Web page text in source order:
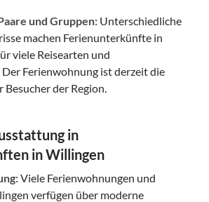
und Gruppen: Unterschiedliche
machen Ferienunterkünfte in
viele Reisearten und
Ferienwohnung ist derzeit die
der Region.
in
in Willingen
Viele Ferienwohnungen und
verfügen über moderne